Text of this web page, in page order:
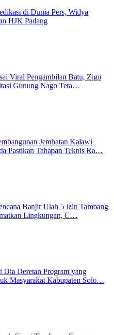
di Dunia Pers, Widya
HJK Padang
Viral Pengambilan Batu, Zigo
Gunung Nago Teta…
Jembatan Kalawi
Pastikan Tahapan Teknis Ra…
Banjir Ulah 5 Izin Tambang
Lingkungan, C…
Dia Deretan Program yang
Masyarakat Kabupaten Solo…